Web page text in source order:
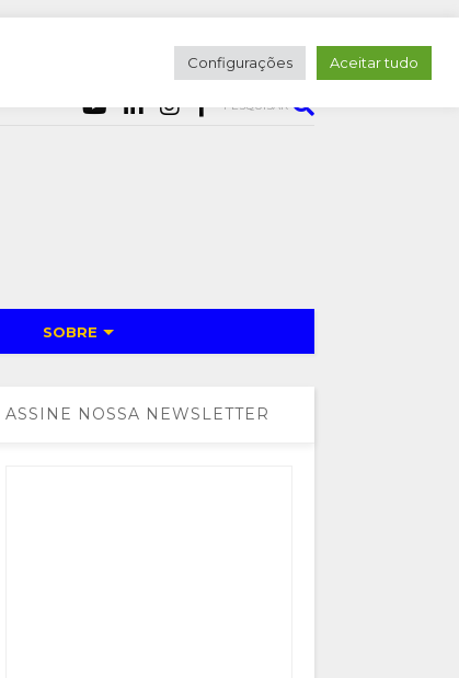
PESQUISAR
SOBRE
ASSINE NOSSA NEWSLETTER
Configurações Aceitar tudo